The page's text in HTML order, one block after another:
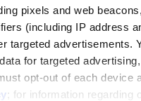
pixels and web
(including IP address
targeted advertisements.
for targeted
opt-out of each device
; for information regarding